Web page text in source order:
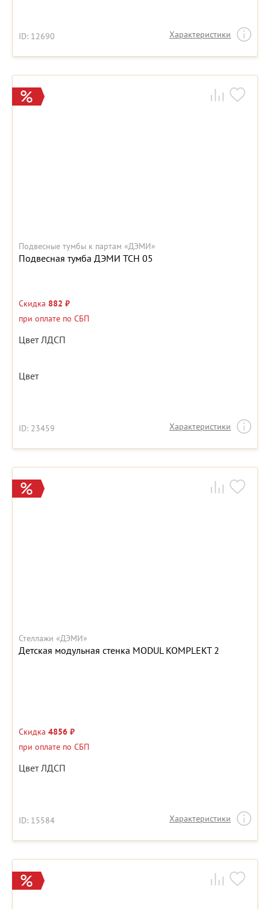
ID: 12690 Характеристики
Подвесные тумбы к партам «ДЭМИ»
Подвесная тумба ДЭМИ ТСН 05
Скидка 882 ₽
при оплате по СБП
Цвет ЛДСП
Цвет
ID: 23459 Характеристики
Стеллажи «ДЭМИ»
Детская модульная стенка MODUL KOMPLEKT 2
Скидка 4856 ₽
при оплате по СБП
Цвет ЛДСП
ID: 15584 Характеристики